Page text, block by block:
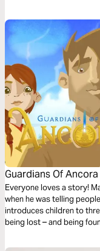
Guardians Of
Lost!
Everyone loves a story!
when he was telling
introduces children to
being lost – and being
children’s game app